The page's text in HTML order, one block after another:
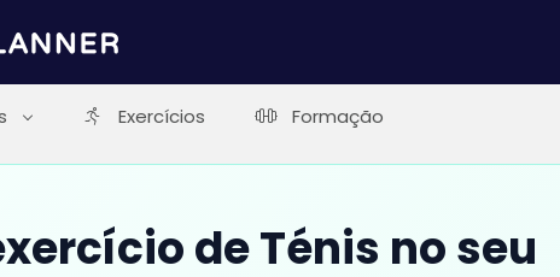
Exercícios Formação
de Ténis no seu